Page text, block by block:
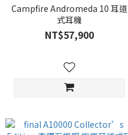
Campfire Andromeda 10 耳道
式耳機
NT$57,900